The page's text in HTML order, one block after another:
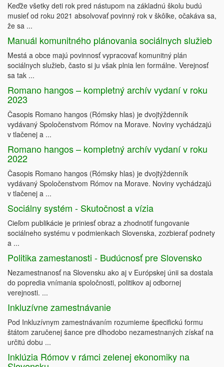
Keďže všetky deti rok pred nástupom na základnú školu budú
musieť od roku 2021 absolvovať povinný rok v škôlke, očakáva sa,
že sa ...
Manuál komunitného plánovania sociálnych služieb
Mestá a obce majú povinnosť vypracovať komunitný plán
sociálnych služieb, často si ju však plnia len formálne. Verejnosť
sa tak ...
Romano hangos – kompletný archív vydaní v roku
2023
Časopis Romano hangos (Rómsky hlas) je dvojtýždenník
vydávaný Spoločenstvom Rómov na Morave. Noviny vychádzajú
v tlačenej a ...
Romano hangos – kompletný archív vydaní v roku
2022
Časopis Romano hangos (Rómsky hlas) je dvojtýždenník
vydávaný Spoločenstvom Rómov na Morave. Noviny vychádzajú
v tlačenej a ...
Sociálny systém - Skutočnost a vízia
Cieľom publikácie je priniesť obraz a zhodnotiť fungovanie
sociálneho systému v podmienkach Slovenska, zozbierať podnety
a ...
Politika zamestanosti - Budúcnosť pre Slovensko
Nezamestnanosť na Slovensku ako aj v Európskej únii sa dostala
do popredia vnímania spoločnosti, politikov aj odbornej
verejnosti. ...
Inkluzívne zamestnávanie
Pod Inkluzívnym zamestnávaním rozumieme špecifickú formu
štátom zaručenej šance pre dlhodobo nezamestnaných získať na
určitú dobu ...
Inklúzia Rómov v rámci zelenej ekonomiky na